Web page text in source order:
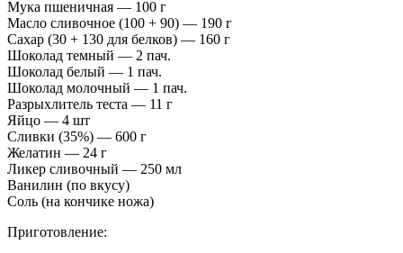
Мука пшеничная — 100 г
Масло сливочное (100 + 90) — 190 г
Сахар (30 + 130 для белков) — 160 г
Шоколад темный — 2 пач.
Шоколад белый — 1 пач.
Шоколад молочный — 1 пач.
Разрыхлитель теста — 11 г
Яйцо — 4 шт
Сливки (35%) — 600 г
Желатин — 24 г
Ликер сливочный — 250 мл
Ванилин (по вкусу)
Соль (на кончике ножа)
Приготовление: